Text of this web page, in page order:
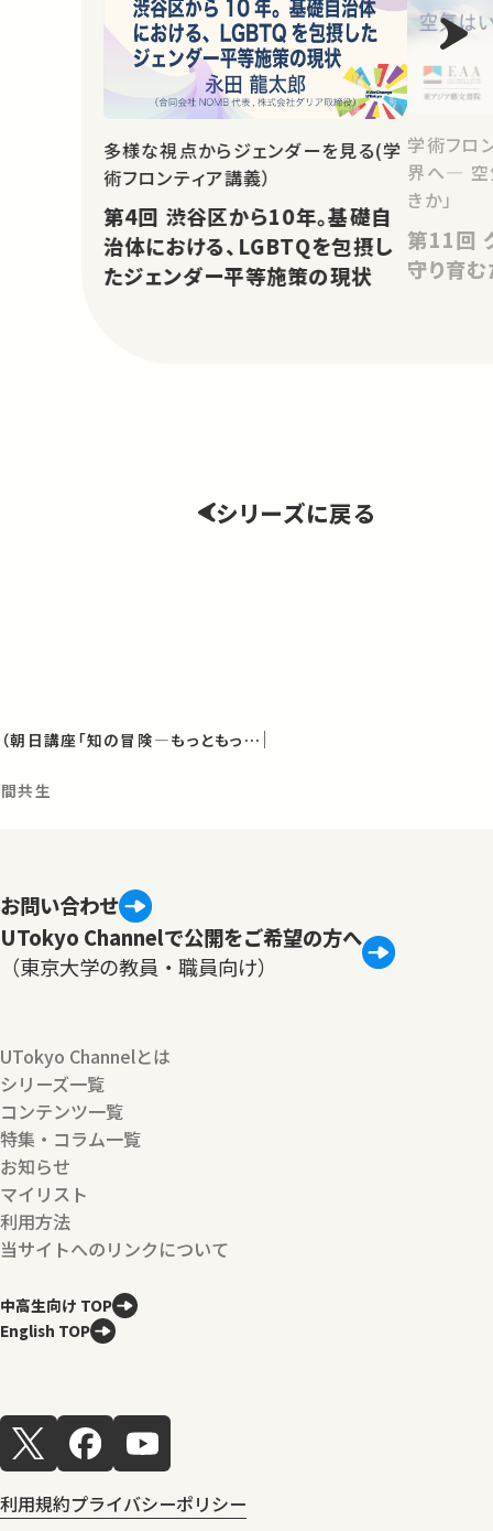
多様な視点からジェンダーを見る(学
術フロンティア講義）
第4回 渋谷区から10年。基礎自
治体における、LGBTQを包摂し
たジェンダー平等施策の現状
学術フロ
界へ― 空
きか」
第11回 グローバル・コモンズを
守り育
シリーズに戻る
共に生きるための知恵（朝日講座「知の冒険—もっともっと考えたい、世界は謎に満ちている」2014年度講義）
共生
お問い合わせ
UTokyo Channelで公開をご希望の方へ
（東京大学の教員・職員向け）
UTokyo Channelとは
シリーズ一覧
コンテンツ一覧
特集・コラム一覧
お知らせ
マイリスト
利用方法
当サイトへのリンクについて
中高生向け TOP
English TOP
利用規約プライバシーポリシー